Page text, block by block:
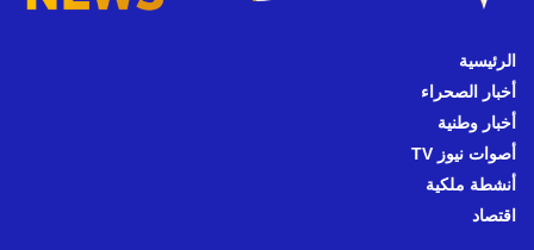
الرئيسية
أخبار الصحراء
أخبار وطنية
أصوات نيوز TV
أنشطة ملكية
اقتصاد